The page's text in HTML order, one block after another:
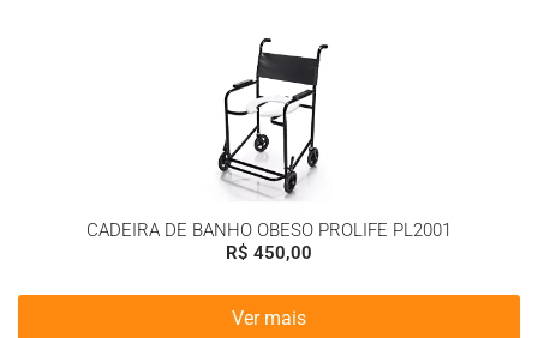
CADEIRA DE BANHO OBESO PROLIFE PL2001
R$ 450,00
Ver mais